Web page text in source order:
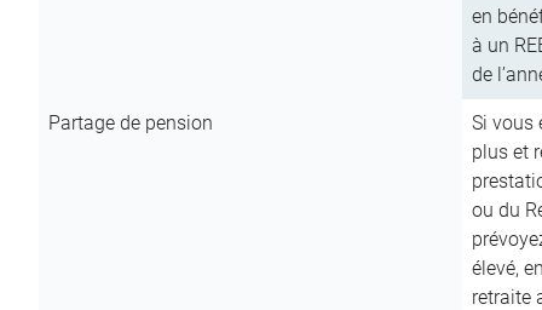
en
à un
de
Partage de pension
Si vous
plus et
ou du
élevé,
retraite